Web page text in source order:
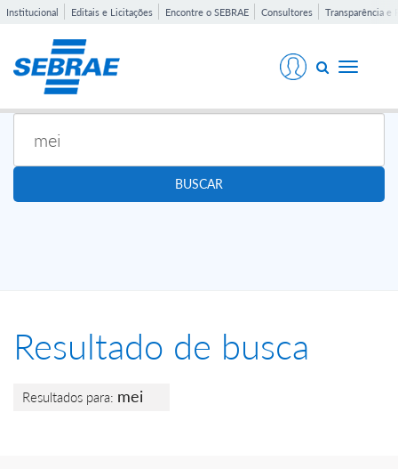
Institucional Editais e Licitações Encontre o SEBRAE Consultores Transparência e
Toggle
BUSCAR
Resultado de busca
Resultados para: mei